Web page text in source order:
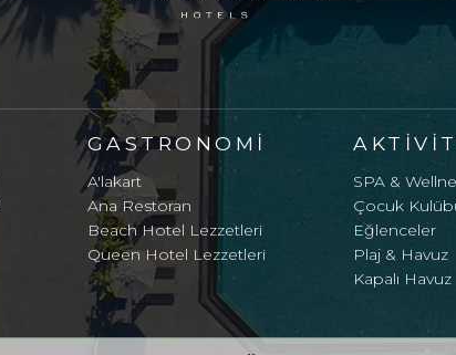
GASTRONOMI
A'lakart
Ana Restoran
Beach Hotel Lezzetleri
Queen Hotel Lezzetleri
SPA &
Çocuk
Eğlenceler
Plaj & Havuz
Kapalı Havuz